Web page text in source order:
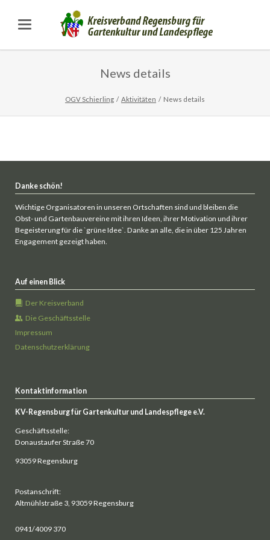
News details
OGV Schierling Aktivitäten News details
Danke schön!
Wichtige Organisatoren in unseren Ortschaften sind und bleiben die
Obst- und Gartenbauvereine mit ihren Ideen, ihrer Motivation und ihrer
Begeisterung für die `grüne Idee`. Danke an alle, die in über 125 Jahren
Engagement gezeigt haben.
Auf einen Blick
Der Kreisverband
Die Geschäftsstelle
Impressum
Datenschutzerklärung
Kontaktinformation
KV-Regensburg für Gartenkultur und Landespflege e.V.
Geschäftsstelle:
Donaustaufer Straße 70
93059 Regensburg
Postanschrift:
Altmühlstraße 3, 93059 Regensburg
0941/4009 370